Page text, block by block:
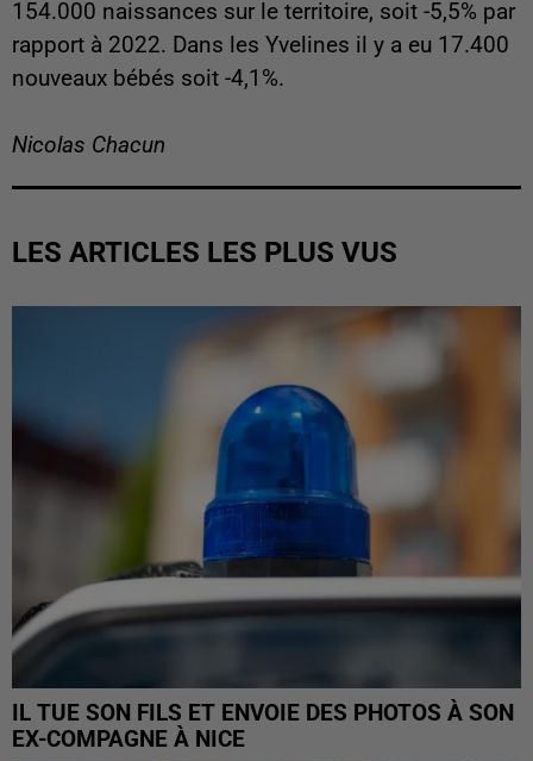
154.000 naissances sur le territoire, soit -5,5% par
rapport à 2022. Dans les Yvelines il y a eu 17.400
nouveaux bébés soit -4,1%.
Nicolas Chacun
LES ARTICLES LES PLUS VUS
IL TUE SON FILS ET ENVOIE DES PHOTOS À SON
EX-COMPAGNE À NICE